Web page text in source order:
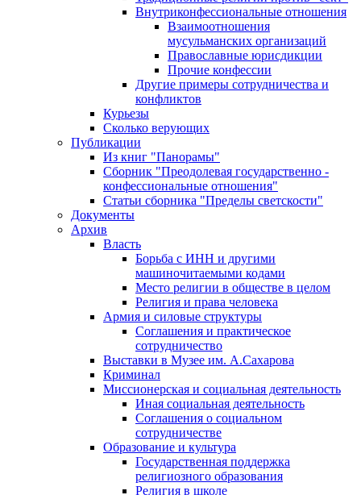
Внутриконфессиональные отношения
Взаимоотношения
мусульманских организаций
Православные юрисдикции
Прочие конфессии
Другие примеры сотрудничества и
конфликтов
Курьезы
Сколько верующих
Публикации
Из книг "Панорамы"
Сборник "Преодолевая государственно -
конфессиональные отношения"
Статьи сборника "Пределы светскости"
Документы
Архив
Власть
Борьба с ИНН и другими
машиночитаемыми кодами
Место религии в обществе в целом
Религия и права человека
Армия и силовые структуры
Соглашения и практическое
сотрудничество
Выставки в Музее им. А.Сахарова
Криминал
Миссионерская и социальная деятельность
Иная социальная деятельность
Соглашения о социальном
сотрудничестве
Образование и культура
Государственная поддержка
религиозного образования
Религия в школе